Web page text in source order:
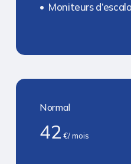
Moniteurs
Normal
42 €/ mois